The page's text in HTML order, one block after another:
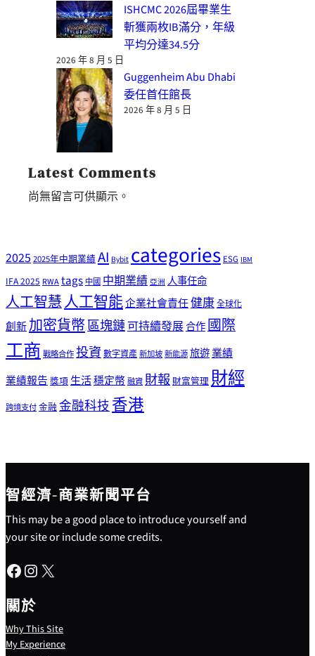
ISHCMC 2026屆畢業生
斬獲兩枚IB滿分，年級
平均分達34.5分
2026 年 8 月 5 日
Guggenheim Abu Dhabi
委任首任館長
2026 年 8 月 5 日
Latest Comments
尚無留言可供顯示。
20252025年中期業績AI Bybitcategories ESG IBM
IFA 2025 RWAtags 中國 中期業績 亞洲 人事任命
人工智慧人工智能企業社會責任健康全球化
創新加密貨幣區塊鏈可持續發展合作國際
工商 戰略合作投資數字資產新加坡新能源旅遊業績
業績報告 獎項生活穩定幣融資 財報 財富管理財經
跨境支付金融 金融科技香港
智經濟-商業新聞平台
This may be a good place to introduce yourself and
your site or include some credits.
Facebook Instagram X
關於
Why This Site
My Experience